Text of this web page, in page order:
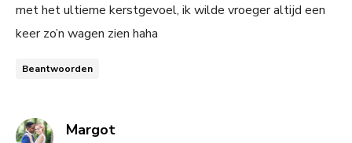
met het ultieme kerstgevoel, ik wilde vroeger altijd een
keer zo’n wagen zien haha
Beantwoorden
Margotsays: